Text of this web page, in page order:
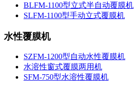
BLFM-1100型立式半自动覆膜机
SLFM-1100型手动立式覆膜机
水性覆膜机
SZFM-1200型自动水性覆膜机
水溶性窗式覆膜两用机
SFM-750型水溶性覆膜机